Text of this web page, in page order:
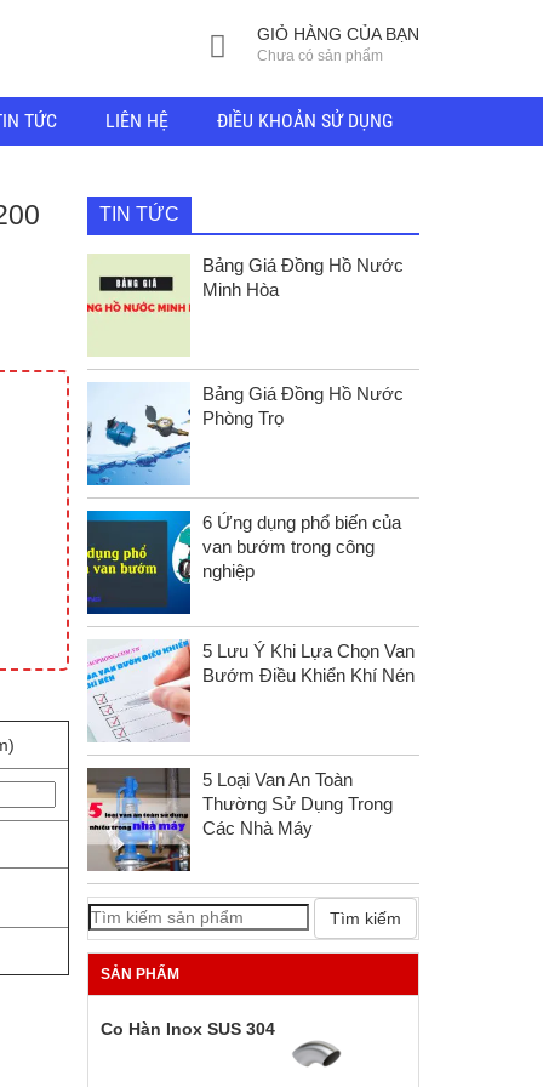
GIỎ HÀNG CỦA BẠN
Chưa có sản phẩm
TỨC LIÊN HỆ ĐIỀU KHOẢN SỬ DỤNG
TIN TỨC
Bảng Giá Đồng Hồ Nước
Minh Hòa
Bảng Giá Đồng Hồ Nước
Phòng Trọ
6 Ứng dụng phổ biến của
van bướm trong công
nghiệp
5 Lưu Ý Khi Lựa Chọn Van
Bướm Điều Khiển Khí Nén
5 Loại Van An Toàn
Thường Sử Dụng Trong
Các Nhà Máy
Tìm kiếm
SẢN PHẨM
Co Hàn Inox SUS 304